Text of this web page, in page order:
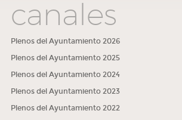
canales
Plenos del Ayuntamiento 2026
Plenos del Ayuntamiento 2025
Plenos del Ayuntamiento 2024
Plenos del Ayuntamiento 2023
Plenos del Ayuntamiento 2022